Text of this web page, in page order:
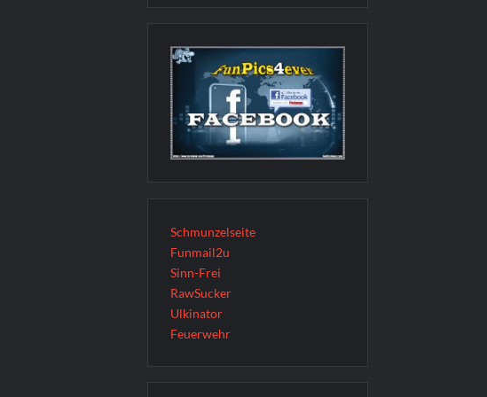
Schmunzelseite
Funmail2u
Sinn-Frei
RawSucker
Ulkinator
Feuerwehr